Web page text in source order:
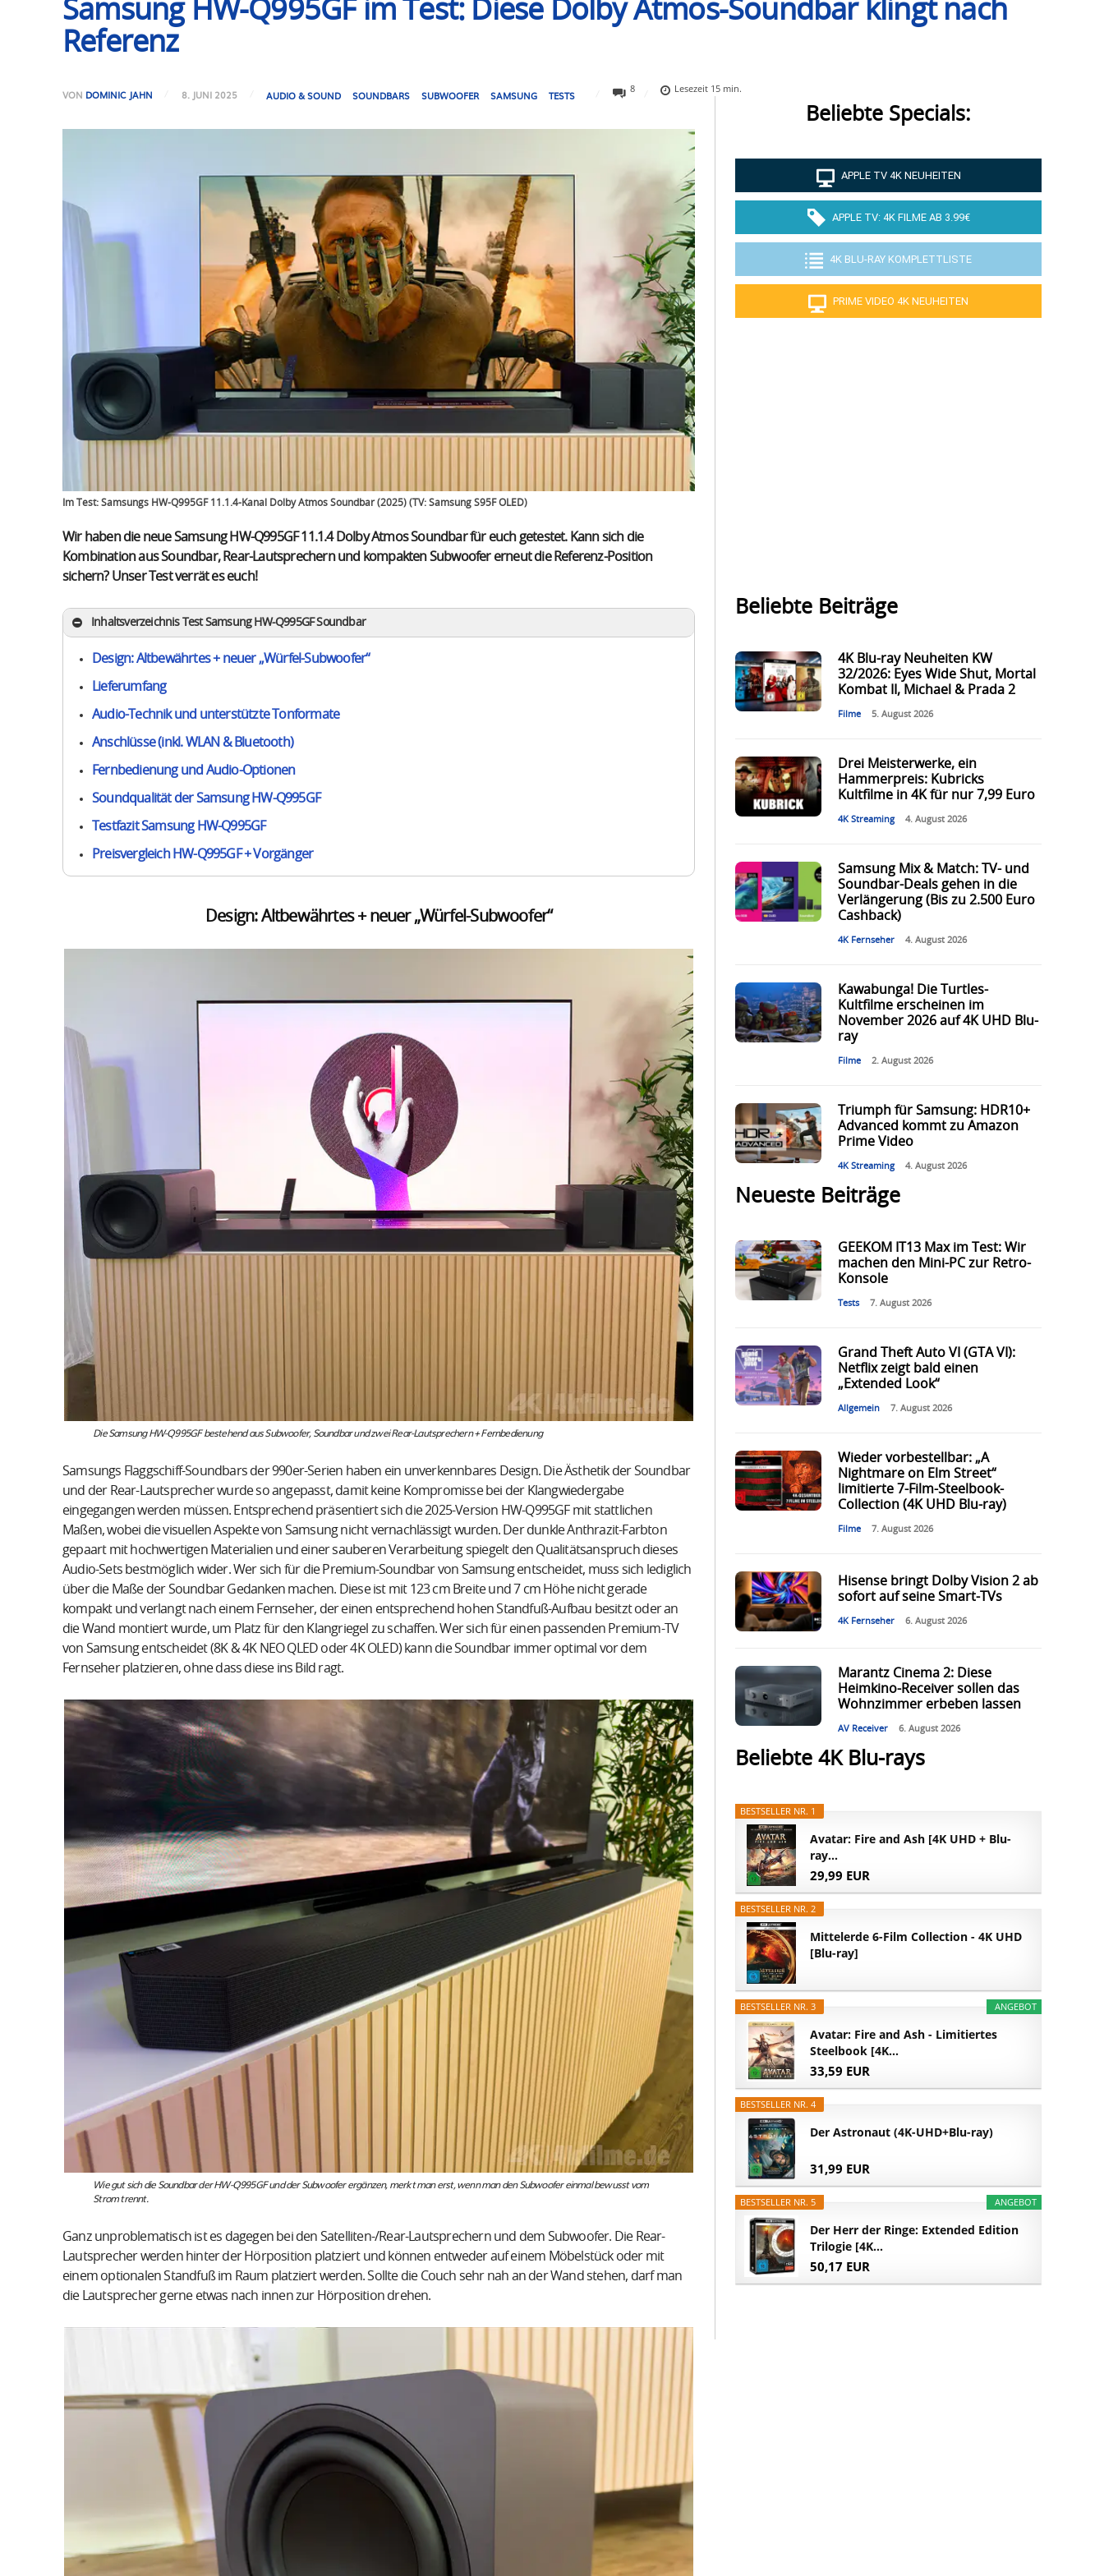
Samsung HW-Q995GF im Test: Diese Dolby Atmos-Soundbar klingt nach
Referenz
VON DOMINIC JAHN 8. JUNI 2025 AUDIO & SOUND SOUNDBARS SUBWOOFER SAMSUNG TESTS
8 Lesezeit 15 min.
Im Test: Samsungs HW-Q995GF 11.1.4-Kanal Dolby Atmos Soundbar (2025) (TV: Samsung S95F OLED)
Wir haben die neue Samsung HW-Q995GF 11.1.4 Dolby Atmos Soundbar für euch getestet. Kann sich die
Kombination aus Soundbar, Rear-Lautsprechern und kompakten Subwoofer erneut die Referenz-Position
sichern? Unser Test verrät es euch!
Inhaltsverzeichnis Test Samsung HW-Q995GF Soundbar
Design: Altbewährtes + neuer „Würfel-Subwoofer“
Lieferumfang
Audio-Technik und unterstützte Tonformate
Anschlüsse (inkl. WLAN & Bluetooth)
Fernbedienung und Audio-Optionen
Soundqualität der Samsung HW-Q995GF
Testfazit Samsung HW-Q995GF
Preisvergleich HW-Q995GF + Vorgänger
Design: Altbewährtes + neuer „Würfel-Subwoofer“
Die Samsung HW-Q995GF bestehend aus Subwoofer, Soundbar und zwei Rear-Lautsprechern + Fernbedienung
Samsungs Flaggschiff-Soundbars der 990er-Serien haben ein unverkennbares Design. Die Ästhetik der Soundbar
und der Rear-Lautsprecher wurde so angepasst, damit keine Kompromisse bei der Klangwiedergabe
eingegangen werden müssen. Entsprechend präsentiert sich die 2025-Version HW-Q995GF mit stattlichen
Maßen, wobei die visuellen Aspekte von Samsung nicht vernachlässigt wurden. Der dunkle Anthrazit-Farbton
gepaart mit hochwertigen Materialien und einer sauberen Verarbeitung spiegelt den Qualitätsanspruch dieses
Audio-Sets bestmöglich wider. Wer sich für die Premium-Soundbar von Samsung entscheidet, muss sich lediglich
über die Maße der Soundbar Gedanken machen. Diese ist mit 123 cm Breite und 7 cm Höhe nicht gerade
kompakt und verlangt nach einem Fernseher, der einen entsprechend hohen Standfuß-Aufbau besitzt oder an
die Wand montiert wurde, um Platz für den Klangriegel zu schaffen. Wer sich für einen passenden Premium-TV
von Samsung entscheidet (8K & 4K NEO QLED oder 4K OLED) kann die Soundbar immer optimal vor dem
Fernseher platzieren, ohne dass diese ins Bild ragt.
Wie gut sich die Soundbar der HW-Q995GF und der Subwoofer ergänzen, merkt man erst, wenn man den Subwoofer einmal bewusst vom
Strom trennt.
Ganz unproblematisch ist es dagegen bei den Satelliten-/Rear-Lautsprechern und dem Subwoofer. Die Rear-
Lautsprecher werden hinter der Hörposition platziert und können entweder auf einem Möbelstück oder mit
einem optionalen Standfuß im Raum platziert werden. Sollte die Couch sehr nah an der Wand stehen, darf man
die Lautsprecher gerne etwas nach innen zur Hörposition drehen.
Beliebte Specials:
APPLE TV 4K NEUHEITEN
APPLE TV: 4K FILME AB 3.99€
4K BLU-RAY KOMPLETTLISTE
PRIME VIDEO 4K NEUHEITEN
Beliebte Beiträge
4K Blu-ray Neuheiten KW
32/2026: Eyes Wide Shut, Mortal
Kombat II, Michael & Prada 2
Filme 5. August 2026
Drei Meisterwerke, ein
Hammerpreis: Kubricks
Kultfilme in 4K für nur 7,99 Euro
4K Streaming 4. August 2026
Samsung Mix & Match: TV- und
Soundbar-Deals gehen in die
Verlängerung (Bis zu 2.500 Euro
Cashback)
4K Fernseher 4. August 2026
Kawabunga! Die Turtles-
Kultfilme erscheinen im
November 2026 auf 4K UHD Blu-
ray
Filme 2. August 2026
Triumph für Samsung: HDR10+
Advanced kommt zu Amazon
Prime Video
4K Streaming 4. August 2026
Neueste Beiträge
GEEKOM IT13 Max im Test: Wir
machen den Mini-PC zur Retro-
Konsole
Tests 7. August 2026
Grand Theft Auto VI (GTA VI):
Netflix zeigt bald einen
„Extended Look“
Allgemein 7. August 2026
Wieder vorbestellbar: „A
Nightmare on Elm Street“
limitierte 7-Film-Steelbook-
Collection (4K UHD Blu-ray)
Filme 7. August 2026
Hisense bringt Dolby Vision 2 ab
sofort auf seine Smart-TVs
4K Fernseher 6. August 2026
Marantz Cinema 2: Diese
Heimkino-Receiver sollen das
Wohnzimmer erbeben lassen
AV Receiver 6. August 2026
Beliebte 4K Blu-rays
BESTSELLER NR. 1
Avatar: Fire and Ash [4K UHD + Blu-
ray...
29,99 EUR
BESTSELLER NR. 2
Mittelerde 6-Film Collection - 4K UHD
[Blu-ray]
ANGEBOT
BESTSELLER NR. 3
Avatar: Fire and Ash - Limitiertes
Steelbook [4K...
33,59 EUR
BESTSELLER NR. 4
Der Astronaut (4K-UHD+Blu-ray)
31,99 EUR
ANGEBOT
BESTSELLER NR. 5
Der Herr der Ringe: Extended Edition
Trilogie [4K...
50,17 EUR